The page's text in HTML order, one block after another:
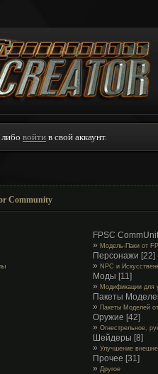
либо войти в свой аккаунт.
Community
FPSC
» Модель-Паки от
Персонажи [22]
» NPC и
Моды [11]
» Модификации для
Пакеты
» Пакеты Моделей
Оружие [42]
» Огнестрельное,
Шейдеры [8]
» Улучшение
Прочее [31]
» Другое